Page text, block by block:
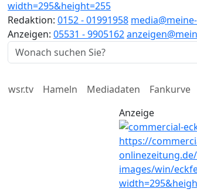
Redaktion: 0152 - 01991958
Anzeigen: 05531 - 9905162
wsr.tv Hameln Mediadaten
Fankurve
Anzeige